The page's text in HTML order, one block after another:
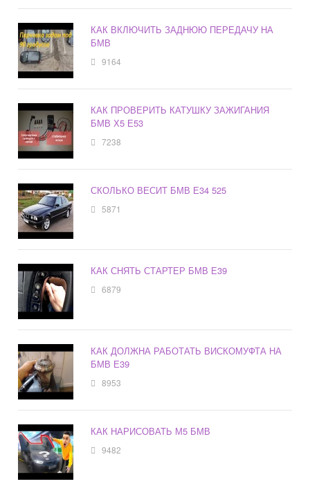
КАК ВКЛЮЧИТЬ ЗАДНЮЮ ПЕРЕДАЧУ НА
БМВ
9164
КАК ПРОВЕРИТЬ КАТУШКУ ЗАЖИГАНИЯ
БМВ Х5 Е53
7238
СКОЛЬКО ВЕСИТ БМВ Е34 525
5871
КАК СНЯТЬ СТАРТЕР БМВ Е39
6879
КАК ДОЛЖНА РАБОТАТЬ ВИСКОМУФТА НА
БМВ Е39
8953
КАК НАРИСОВАТЬ М5 БМВ
9482